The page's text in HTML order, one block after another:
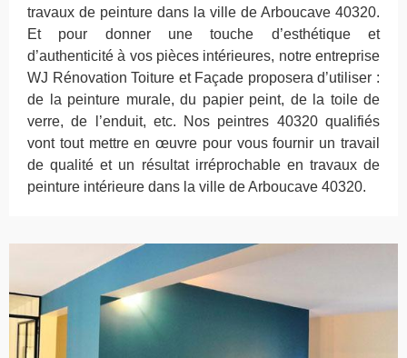
travaux de peinture dans la ville de Arboucave 40320.
Et pour donner une touche d’esthétique et
d’authenticité à vos pièces intérieures, notre entreprise
WJ Rénovation Toiture et Façade proposera d’utiliser :
de la peinture murale, du papier peint, de la toile de
verre, de l’enduit, etc. Nos peintres 40320 qualifiés
vont tout mettre en œuvre pour vous fournir un travail
de qualité et un résultat irréprochable en travaux de
peinture intérieure dans la ville de Arboucave 40320.